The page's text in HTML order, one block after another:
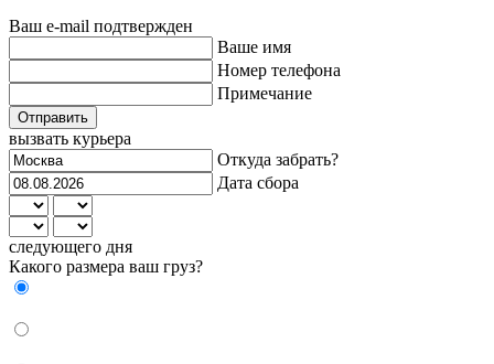
Ваш e-mail подтвержден
Ваше имя
Номер телефона
Примечание
Отправить
вызвать курьера
Откуда забрать?
Дата сбора
следующего дня
Какого размера ваш груз?